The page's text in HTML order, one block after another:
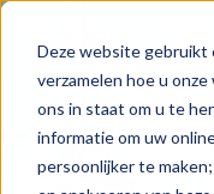
Deze website gebruikt
verzamelen hoe u
ons in staat om u te
informatie om uw
persoonlijker te
Nationaal
Nederlands